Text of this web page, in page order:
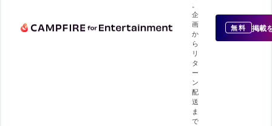
企
画
か
ら
リ
タ
ー
ン
配
送
ま
で
無料 掲載